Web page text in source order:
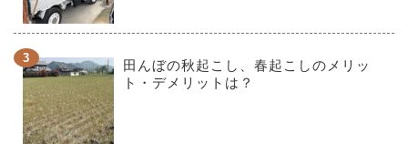
田んぼの秋起こし、春起こしのメリッ
ト・デメリットは？